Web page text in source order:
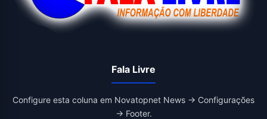
Fala Livre
Configure esta coluna em Novatopnet News → Configurações
→ Footer.